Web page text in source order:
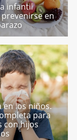
infantil
en
en los niños.
para
con hijos